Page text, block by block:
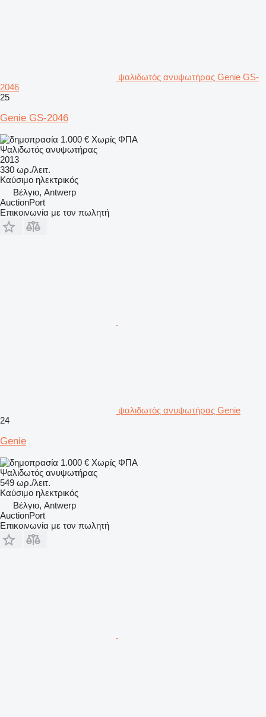
ψαλιδωτός ανυψωτήρας Genie GS-
2046
25
Genie GS-2046
1.000 € Χωρίς ΦΠΑ
Ψαλιδωτός ανυψωτήρας
2013
330 ωρ./λειτ.
Καύσιμο ηλεκτρικός
Βέλγιο, Antwerp
AuctionPort
Επικοινωνία με τον πωλητή
ψαλιδωτός ανυψωτήρας Genie
24
Genie
1.000 € Χωρίς ΦΠΑ
Ψαλιδωτός ανυψωτήρας
549 ωρ./λειτ.
Καύσιμο ηλεκτρικός
Βέλγιο, Antwerp
AuctionPort
Επικοινωνία με τον πωλητή